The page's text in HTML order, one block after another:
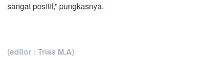
sangat positif,” pungkasnya.
(editor : Trias M.A)